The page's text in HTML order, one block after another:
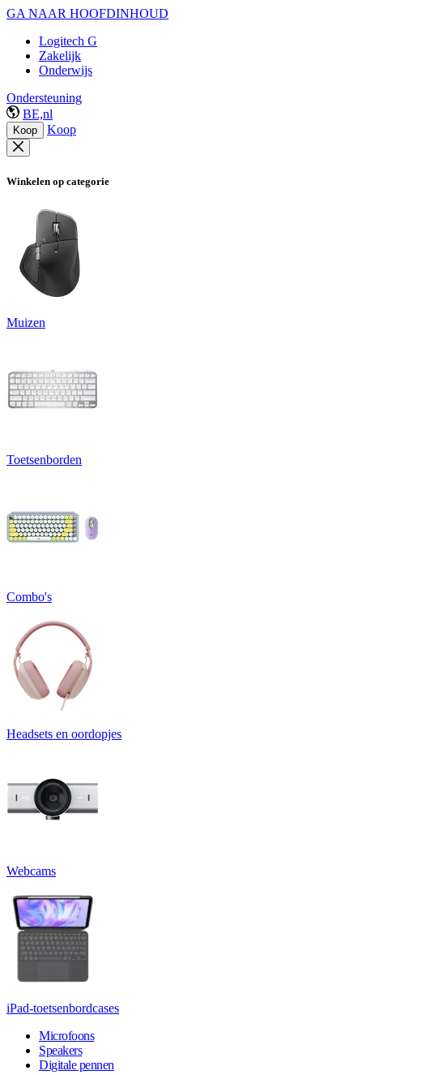
GA NAAR HOOFDINHOUD
Logitech G
Zakelijk
Onderwijs
Ondersteuning
BE,nl
Koop Koop
Winkelen op categorie
Muizen
Toetsenborden
Combo's
Headsets en oordopjes
Webcams
iPad-toetsenbordcases
Microfoons
Speakers
Digitale pennen